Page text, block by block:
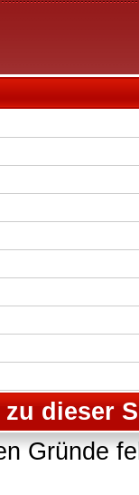
dieser
Gründe